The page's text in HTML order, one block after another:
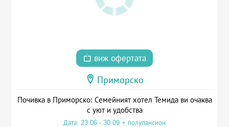
виж офертата
Приморско
Почивка в Приморско: Семейният хотел Темида ви очаква
с уют и удобства
Дата: 23.06 - 30.09 + полупансион